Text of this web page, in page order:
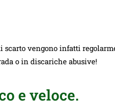
scarto vengono infatti
o in discariche abusive!
e veloce.